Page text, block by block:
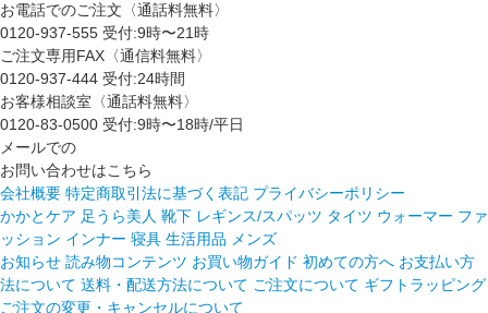
お電話でのご注文〈通話料無料〉
0120-937-555 受付:9時〜21時
ご注文専用FAX〈通信料無料〉
0120-937-444 受付:24時間
お客様相談室〈通話料無料〉
0120-83-0500 受付:9時〜18時/平日
メールでの
お問い合わせはこちら
会社概要 特定商取引法に基づく表記 プライバシーポリシー
かかとケア 足うら美人 靴下 レギンス/スパッツ タイツ ウォーマー ファ
ッション インナー 寝具 生活用品 メンズ
お知らせ 読み物コンテンツ お買い物ガイド 初めての方へ お支払い方
法について 送料・配送方法について ご注文について ギフトラッピング
ご注文の変更・キャンセルについて